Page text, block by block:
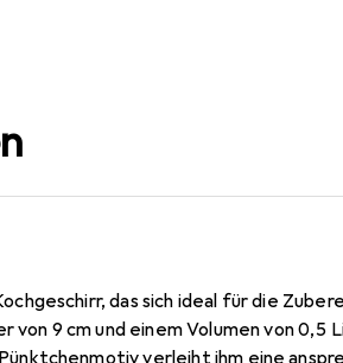
das sich ideal für die
von 9 cm und einem Volumen von
verleiht ihm eine